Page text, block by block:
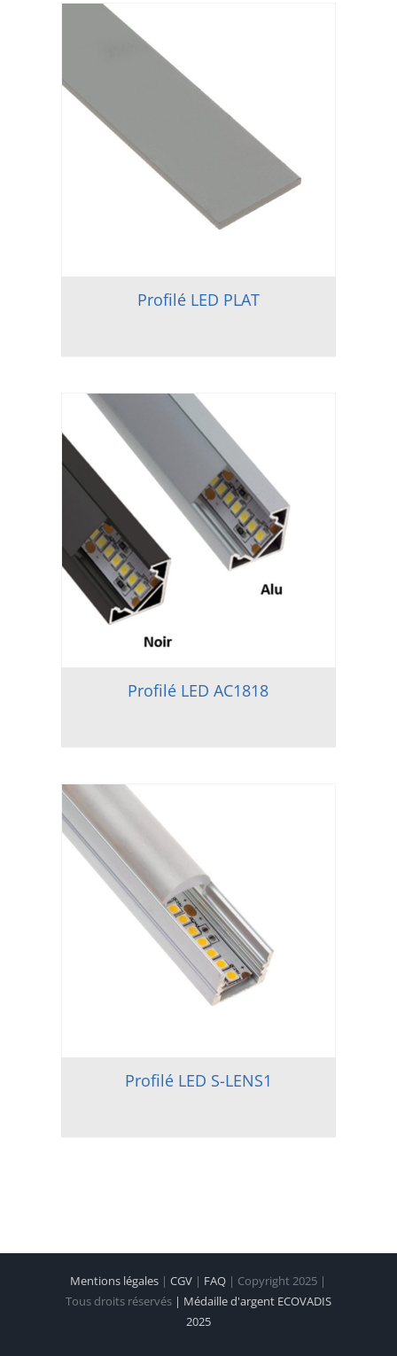
Profilé LED PLAT
Profilé LED AC1818
Profilé LED S-LENS1
Mentions légales |CGV | FAQ | Copyright 2025 |
Tous droits réservés | Médaille d'argent ECOVADIS
2025